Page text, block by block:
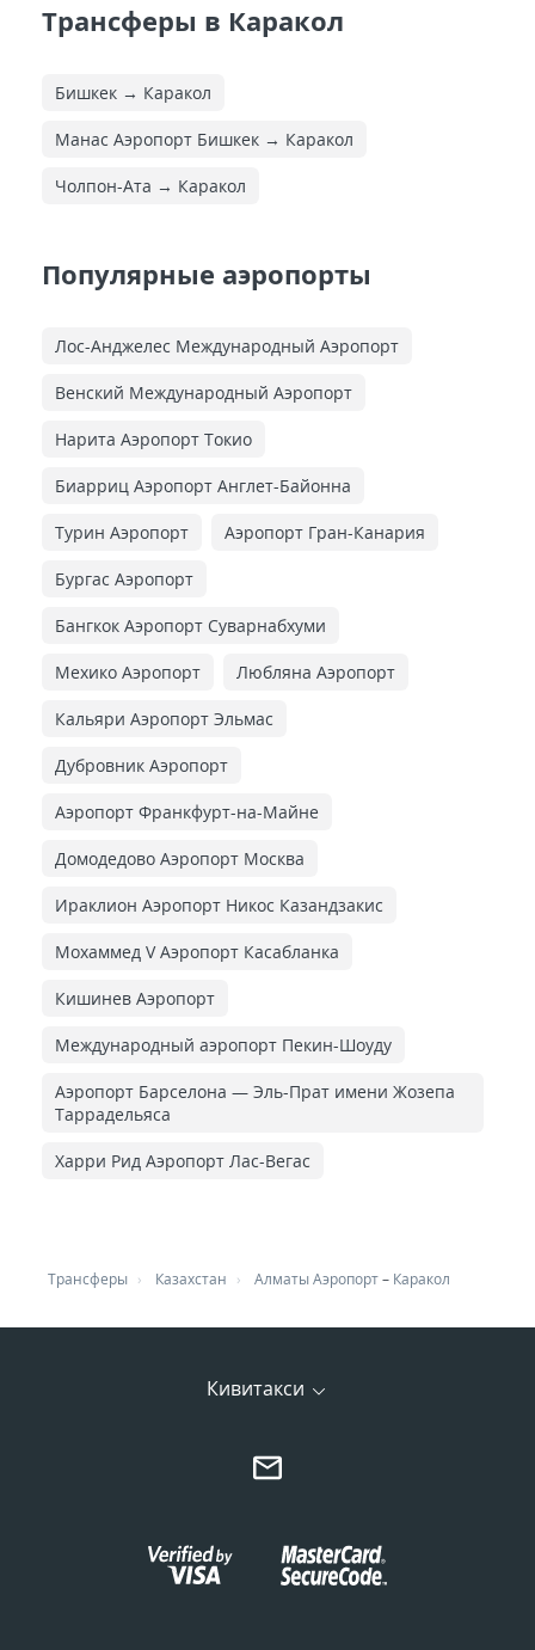
Трансферы в Каракол
Бишкек → Каракол
Манас Аэропорт Бишкек → Каракол
Чолпон-Ата → Каракол
Популярные аэропорты
Лос-Анджелес Международный Аэропорт
Венский Международный Аэропорт
Нарита Аэропорт Токио
Биарриц Аэропорт Англет-Байонна
Турин Аэропорт Аэропорт Гран-Канария
Бургас Аэропорт
Бангкок Аэропорт Суварнабхуми
Мехико Аэропорт Любляна Аэропорт
Кальяри Аэропорт Эльмас
Дубровник Аэропорт
Аэропорт Франкфурт-на-Майне
Домодедово Аэропорт Москва
Ираклион Аэропорт Никос Казандзакис
Мохаммед V Аэропорт Касабланка
Кишинев Аэропорт
Международный аэропорт Пекин-Шоуду
Аэропорт Барселона — Эль-Прат имени Жозепа
Таррадельяса
Харри Рид Аэропорт Лас-Вегас
Трансферы Казахстан Алматы Аэропорт– Каракол
Кивитакси